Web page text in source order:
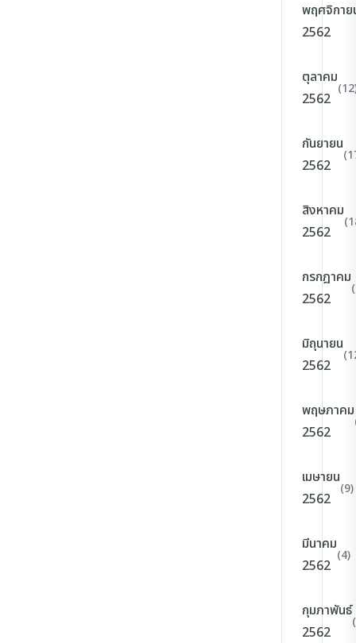
พฤศจิกาย
2562
ตุลาคม
2562
กันยายน
2562
สิงหาคม
2562
กรกฎาคม
2562
มิถุนายน
2562
พฤษภาคม
2562
เมษายน
2562
(9)
มีนาคม
2562
(4)
กุมภาพันธ์
2562